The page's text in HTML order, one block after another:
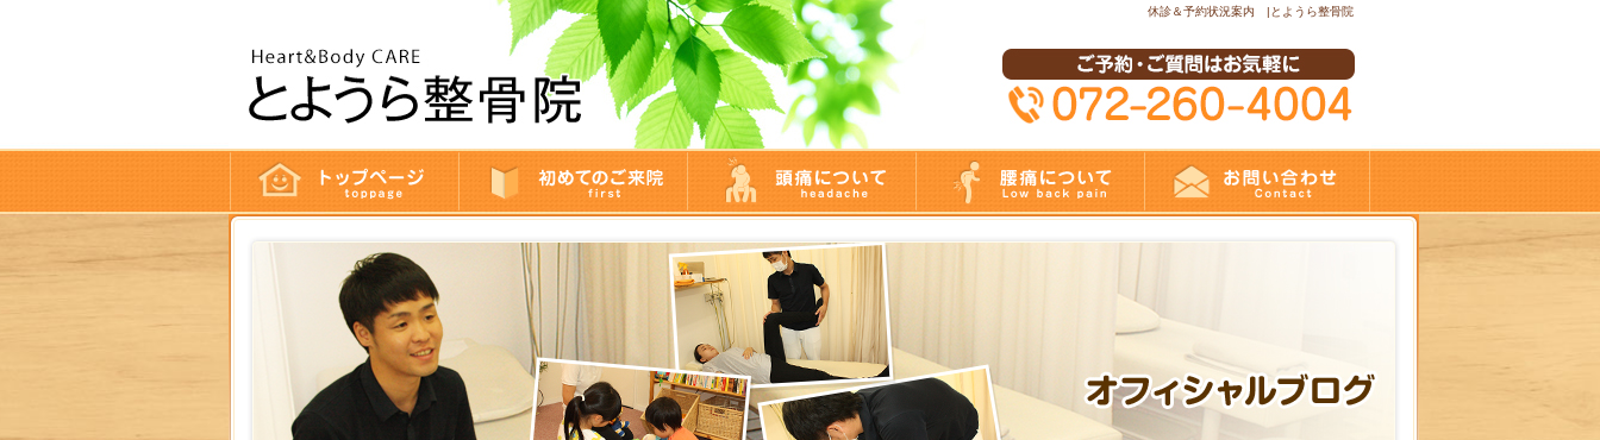
休診＆予約状況案内 |とようら整骨院